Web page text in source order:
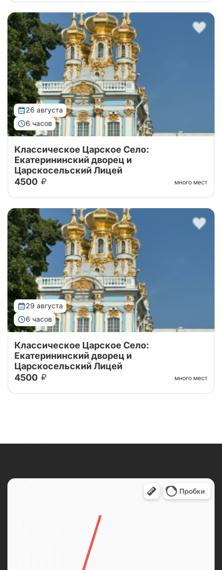
Однодневный тур из Санкт-Петербурга с
посещение Екатерининского дворца с Янтарной
комнатой и Царскосельского Лицея.
26 августа
6 часов
Однодневный тур из Санкт-Петербурга с
посещение Екатерининского дворца с Янтарной
комнатой и Царскосельского Лицея.
Классическое Царское Село:
Екатерининский дворец и
Царскосельский Лицей
4500
много мест
29 августа
6 часов
Классическое Царское Село:
Екатерининский дворец и
Царскосельский Лицей
4500
много мест